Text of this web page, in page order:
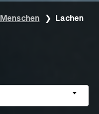
Menschen Lachen